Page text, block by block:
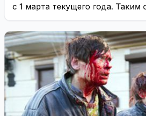
с 1 марта текущего года. Таким
правительство Кэмерона